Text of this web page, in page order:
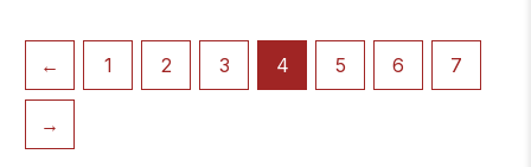
← 1 2 3 4 5 6 7
→